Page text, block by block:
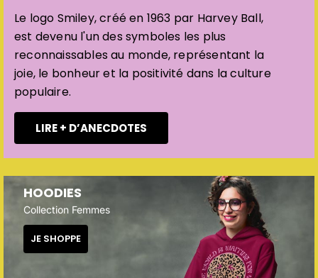
Le logo Smiley, créé en 1963 par Harvey Ball,
est devenu l'un des symboles les plus
reconnaissables au monde, représentant la
joie, le bonheur et la positivité dans la culture
populaire.
LIRE + D’ANECDOTES
HOODIES
Collection Femmes
JE SHOPPE